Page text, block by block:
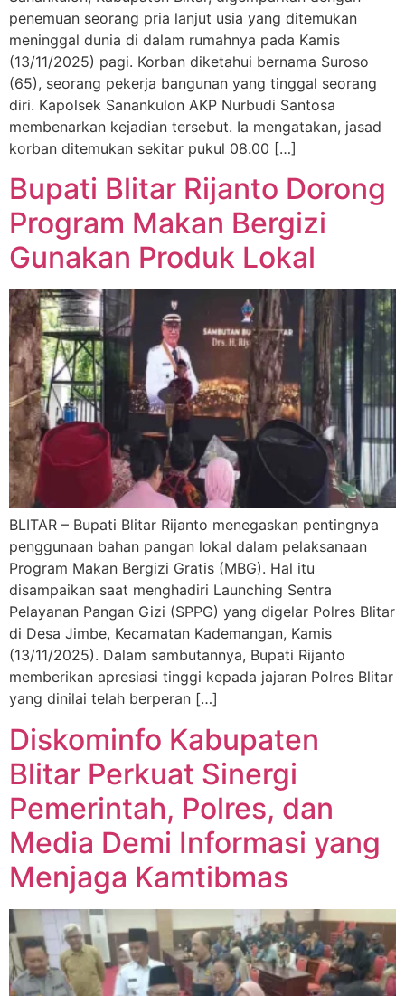
penemuan seorang pria lanjut usia yang ditemukan
meninggal dunia di dalam rumahnya pada Kamis
(13/11/2025) pagi. Korban diketahui bernama Suroso
(65), seorang pekerja bangunan yang tinggal seorang
diri. Kapolsek Sanankulon AKP Nurbudi Santosa
membenarkan kejadian tersebut. Ia mengatakan, jasad
korban ditemukan sekitar pukul 08.00 […]
Bupati Blitar Rijanto Dorong
Program Makan Bergizi
Gunakan Produk Lokal
BLITAR – Bupati Blitar Rijanto menegaskan pentingnya
penggunaan bahan pangan lokal dalam pelaksanaan
Program Makan Bergizi Gratis (MBG). Hal itu
disampaikan saat menghadiri Launching Sentra
Pelayanan Pangan Gizi (SPPG) yang digelar Polres Blitar
di Desa Jimbe, Kecamatan Kademangan, Kamis
(13/11/2025). Dalam sambutannya, Bupati Rijanto
memberikan apresiasi tinggi kepada jajaran Polres Blitar
yang dinilai telah berperan […]
Diskominfo Kabupaten
Blitar Perkuat Sinergi
Pemerintah, Polres, dan
Media Demi Informasi yang
Menjaga Kamtibmas